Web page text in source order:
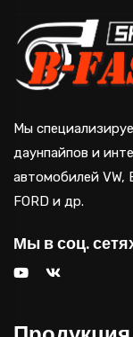
Мы
даунпайпов и
автомобилей VW,
FORD и др.
Мы в соц.